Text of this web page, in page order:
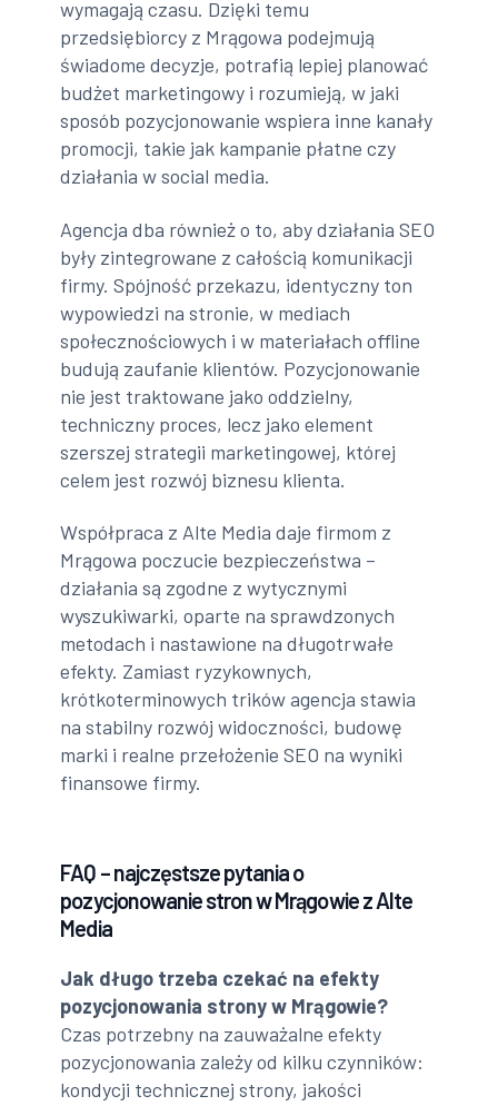
wymagają czasu. Dzięki temu
przedsiębiorcy z Mrągowa podejmują
świadome decyzje, potrafią lepiej planować
budżet marketingowy i rozumieją, w jaki
sposób pozycjonowanie wspiera inne kanały
promocji, takie jak kampanie płatne czy
działania w social media.
Agencja dba również o to, aby działania SEO
były zintegrowane z całością komunikacji
firmy. Spójność przekazu, identyczny ton
wypowiedzi na stronie, w mediach
społecznościowych i w materiałach offline
budują zaufanie klientów. Pozycjonowanie
nie jest traktowane jako oddzielny,
techniczny proces, lecz jako element
szerszej strategii marketingowej, której
celem jest rozwój biznesu klienta.
Współpraca z Alte Media daje firmom z
Mrągowa poczucie bezpieczeństwa –
działania są zgodne z wytycznymi
wyszukiwarki, oparte na sprawdzonych
metodach i nastawione na długotrwałe
efekty. Zamiast ryzykownych,
krótkoterminowych trików agencja stawia
na stabilny rozwój widoczności, budowę
marki i realne przełożenie SEO na wyniki
finansowe firmy.
FAQ – najczęstsze pytania o
pozycjonowanie stron w Mrągowie z Alte
Media
Jak długo trzeba czekać na efekty
pozycjonowania strony w Mrągowie?
Czas potrzebny na zauważalne efekty
pozycjonowania zależy od kilku czynników:
kondycji technicznej strony, jakości